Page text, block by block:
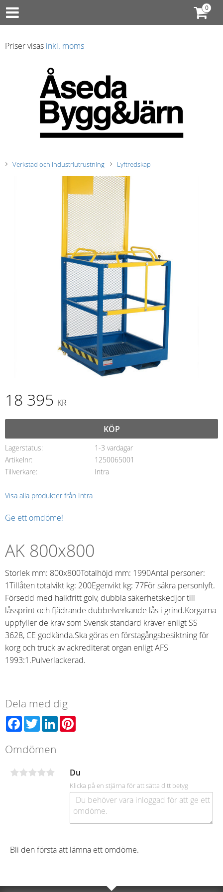
Priser visas inkl. moms
Verkstad och Industriutrustning Lyftredskap
18 395 KR
KÖP
Lagerstatus
1-3 vardagar
Artikelnr
1250065001
Tillverkare
Intra
Visa alla produkter från Intra
Ge ett omdöme!
AK 800x800
Storlek mm: 800x800Totalhöjd mm: 1990Antal personer:
1Tillåten totalvikt kg: 200Egenvikt kg: 77För säkra personlyft.
Försedd med halkfritt golv, dubbla säkerhetskedjor till
låssprint och fjädrande dubbelverkande lås i grind.Korgarna
uppfyller de krav som Svensk standard kräver enligt SS
3628, CE godkända.Ska göras en förstagångsbesiktning för
korg och truck av ackrediterat organ enligt AFS
1993:1.Pulverlackerad.
Dela med dig
Facebook
TwitterLinkedIn
Omdömen
Du
Klicka på en stjärna för att sätta ditt betyg
Bli den första att lämna ett omdöme.